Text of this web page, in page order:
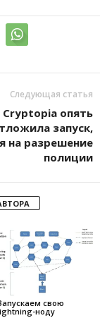
Следующая статья
опять
запуск,
на разрешение
полиции
свою
ноду